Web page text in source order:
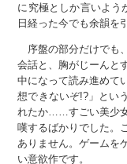
に究極としか言いよう
日経った今でも余韻を
序盤の部分だけでも
会話と、胸がじーんと
中になって読み進めて
想できないぞ!?」とい
れたか……すごい美少
嘆するばかりでした。
ありません。ゲームを
い意欲作です。